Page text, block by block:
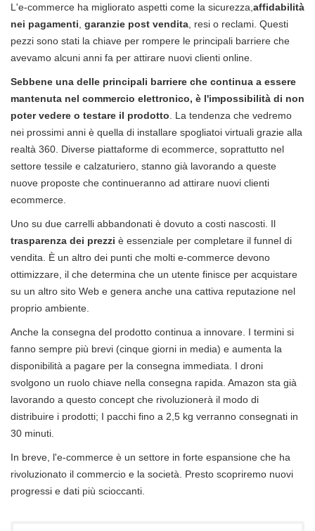
L'e-commerce ha migliorato aspetti come la sicurezza, affidabilità
nei pagamenti garanzie post vendita , resi o reclami. Questi
pezzi sono stati la chiave per rompere le principali barriere che
avevamo alcuni anni fa per attirare nuovi clienti online.
Sebbene una delle principali barriere che continua a essere
mantenuta nel commercio elettronico, è l'impossibilità di non
poter vedere o testare il prodotto . La tendenza che vedremo
nei prossimi anni è quella di installare spogliatoi virtuali grazie alla
realtà 360. Diverse piattaforme di ecommerce, soprattutto nel
settore tessile e calzaturiero, stanno già lavorando a queste
nuove proposte che continueranno ad attirare nuovi clienti
ecommerce.
Uno su due carrelli abbandonati è dovuto a costi nascosti. Il
trasparenza dei prezzi è essenziale per completare il funnel di
vendita. È un altro dei punti che molti e-commerce devono
ottimizzare, il che determina che un utente finisce per acquistare
su un altro sito Web e genera anche una cattiva reputazione nel
proprio ambiente.
Anche la consegna del prodotto continua a innovare. I termini si
fanno sempre più brevi (cinque giorni in media) e aumenta la
disponibilità a pagare per la consegna immediata. I droni
svolgono un ruolo chiave nella consegna rapida. Amazon sta già
lavorando a questo concept che rivoluzionerà il modo di
distribuire i prodotti; I pacchi fino a 2,5 kg verranno consegnati in
30 minuti.
In breve, l'e-commerce è un settore in forte espansione che ha
rivoluzionato il commercio e la società. Presto scopriremo nuovi
progressi e dati più scioccanti.